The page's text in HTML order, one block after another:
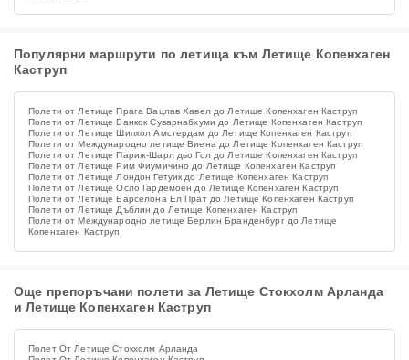
Популярни маршрути по летища към Летище Копенхаген
Каструп
Полети от Летище Прага Вацлав Хавел до Летище Копенхаген Каструп
Полети от Летище Банкок Суварнабхуми до Летище Копенхаген Каструп
Полети от Летище Шипхол Амстердам до Летище Копенхаген Каструп
Полети от Международно летище Виена до Летище Копенхаген Каструп
Полети от Летище Париж-Шарл дьо Гол до Летище Копенхаген Каструп
Полети от Летище Рим Фиумичино до Летище Копенхаген Каструп
Полети от Летище Лондон Гетуик до Летище Копенхаген Каструп
Полети от Летище Осло Гардемоен до Летище Копенхаген Каструп
Полети от Летище Барселона Ел Прат до Летище Копенхаген Каструп
Полети от Летище Дъблин до Летище Копенхаген Каструп
Полети от Международно летище Берлин Бранденбург до Летище
Копенхаген Каструп
Още препоръчани полети за Летище Стокхолм Арланда
и Летище Копенхаген Каструп
Полет От Летище Стокхолм Арланда